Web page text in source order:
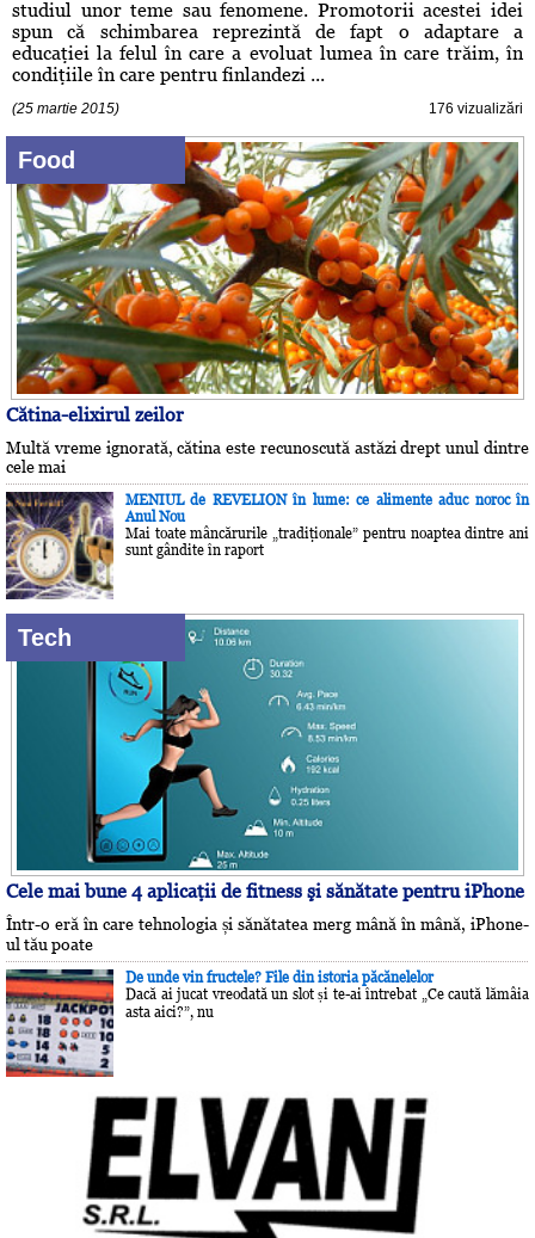
studiul unor teme sau fenomene. Promotorii acestei idei
spun că schimbarea reprezintă de fapt o adaptare a
educaţiei la felul în care a evoluat lumea în care trăim, în
condiţiile în care pentru finlandezi ...
(25 martie 2015) 176 vizualizări
Food
Cătina-elixirul zeilor
Multă vreme ignorată, cătina este recunoscută astăzi drept unul dintre
cele mai
MENIUL de REVELION în lume: ce alimente aduc noroc în
Anul Nou
Mai toate mâncărurile „tradiţionale” pentru noaptea dintre ani
sunt gândite în raport
Tech
Cele mai bune 4 aplicaţii de fitness şi sănătate pentru iPhone
Într-o eră în care tehnologia și sănătatea merg mână în mână, iPhone-
ul tău poate
De unde vin fructele? File din istoria păcănelelor
Dacă ai jucat vreodată un slot și te-ai întrebat „Ce caută lămâia
asta aici?”, nu